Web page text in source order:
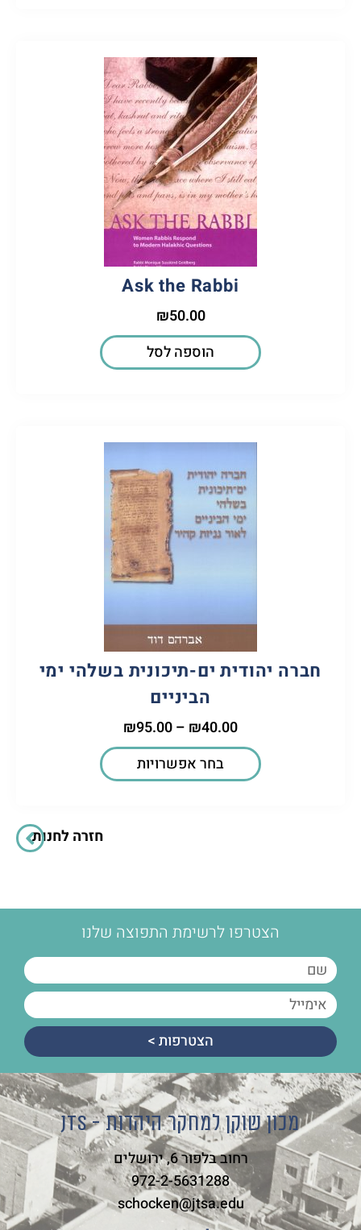
Ask the Rabbi
₪50.00
הוספה לסל
חברה יהודית ים-תיכונית בשלהי ימי
הביניים
₪40.00
–
₪95.00
בחר אפשרויות
חזרה לחנות
הצטרפו לרשימת התפוצה שלנו
הצטרפות >
מכון שוקן למחקר היהדות - JTS
רחוב בלפור 6, ירושלים
972-2-5631288
schocken@jtsa.edu